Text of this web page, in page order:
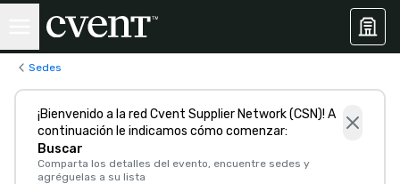
Sedes
¡Bienvenido a la red Cvent Supplier Network (CSN)! A
continuación le indicamos cómo comenzar:
Buscar
Comparta los detalles del evento, encuentre sedes y
agréguelas a su lista